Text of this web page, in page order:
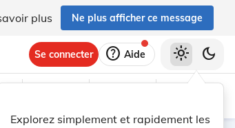
plus Ne plus afficher ce message
Se connecter help Aide
Explorez simplement et rapidement les
light_mode dark_mode